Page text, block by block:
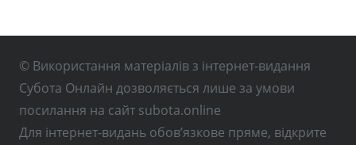
© Використання матеріалів з інтернет-видання
Субота Онлайн дозволяється лише за умови
посилання на сайт subota.online
Для інтернет-видань обов’язкове пряме, відкрите